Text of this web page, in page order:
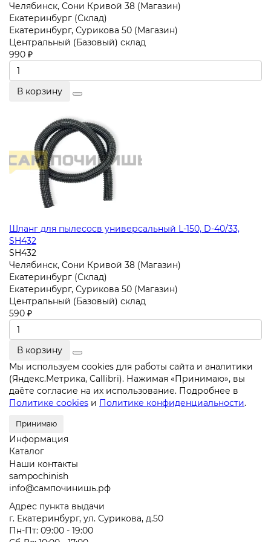
Челябинск, Сони Кривой 38 (Магазин)
Екатеринбург (Склад)
Екатеринбург, Сурикова 50 (Магазин)
Центральный (Базовый) склад
990 ₽
В корзину
Шланг для пылесосв универсальный L-150, D-40/33,
SH432
SH432
Челябинск, Сони Кривой 38 (Магазин)
Екатеринбург (Склад)
Екатеринбург, Сурикова 50 (Магазин)
Центральный (Базовый) склад
590 ₽
В корзину
Мы используем cookies для работы сайта и аналитики
(Яндекс.Метрика, Callibri). Нажимая «Принимаю», вы
даёте согласие на их использование. Подробнее в
Политике cookies и Политике конфиденциальности.
Принимаю
Информация
Каталог
Наши контакты
sampochinish
info@сампочинишь.рф
Адрес пункта выдачи
г. Екатеринбург, ул. Сурикова, д.50
Пн-Пт: 09:00 - 19:00